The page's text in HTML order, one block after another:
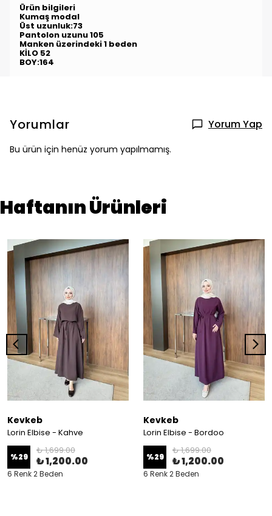
Ürün bilgileri
Kumaş modal
Üst uzunluk:73
Pantolon uzunu 105
Manken üzerindeki 1 beden
KİLO 52
BOY:164
Yorumlar Yorum Yap
Bu ürün için henüz yorum yapılmamış.
Haftanın Ürünleri
Kevkeb
Lorin Elbise - Kahve
%29
₺ 1,699.00
₺ 1,200.00
6 Renk 2 Beden
Kevkeb
Lorin Elbise - Bordoo
%29
₺ 1,699.00
₺ 1,200.00
6 Renk 2 Beden